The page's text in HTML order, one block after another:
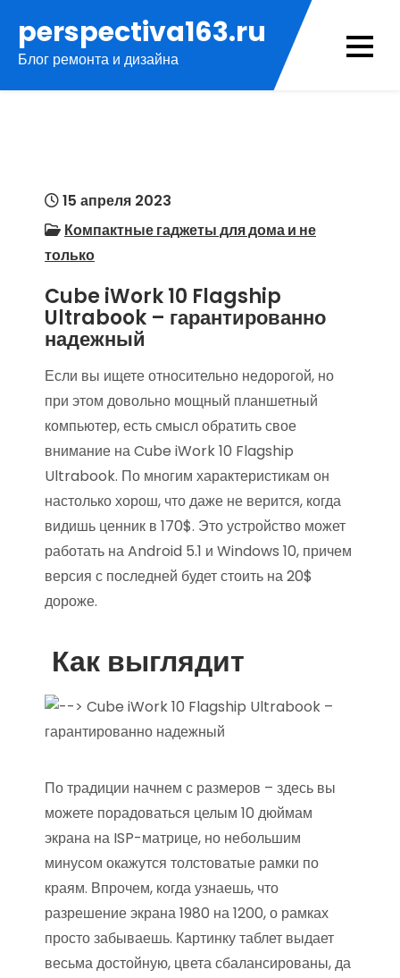
содержимому
perspectiva163.ru
Блог ремонта и дизайна
15 апреля 2023
Компактные гаджеты для дома и не
только
Cube iWork 10 Flagship
Ultrabook – гарантированно
надежный
Если вы ищете относительно недорогой, но
при этом довольно мощный планшетный
компьютер, есть смысл обратить свое
внимание на Cube iWork 10 Flagship
Ultrabook. По многим характеристикам он
настолько хорош, что даже не верится, когда
видишь ценник в 170$. Это устройство может
работать на Android 5.1 и Windows 10, причем
версия с последней будет стоить на 20$
дороже.
Как выглядит
По традиции начнем с размеров – здесь вы
можете порадоваться целым 10 дюймам
экрана на ISP-матрице, но небольшим
минусом окажутся толстоватые рамки по
краям. Впрочем, когда узнаешь, что
разрешение экрана 1980 на 1200, о рамках
просто забываешь. Картинку таблет выдает
весьма достойную, цвета сбалансированы, да